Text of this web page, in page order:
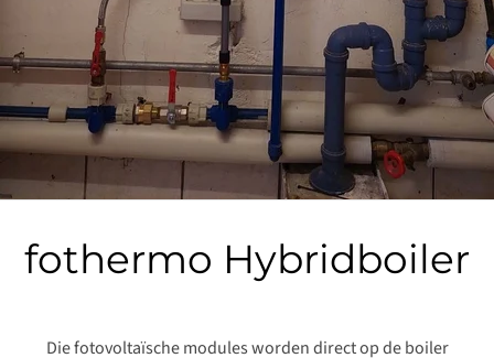
fothermo Hybridboiler
Die fotovoltaïsche modules worden direct op de boiler